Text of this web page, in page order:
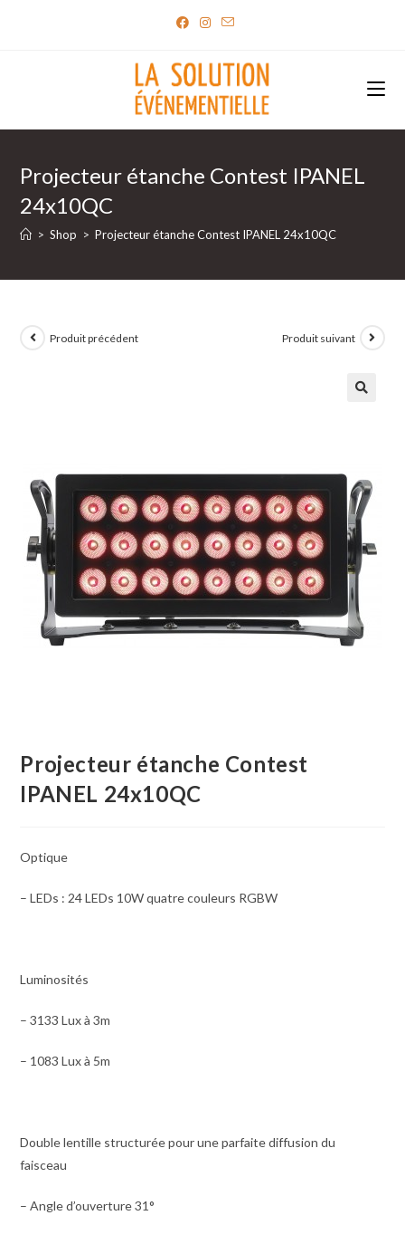
Projecteur étanche Contest IPANEL
24x10QC
> Shop > Projecteur étanche Contest IPANEL 24x10QC
Produit précédent Produit suivant
Projecteur étanche Contest
IPANEL 24x10QC
Optique
– LEDs : 24 LEDs 10W quatre couleurs RGBW
Luminosités
– 3133 Lux à 3m
– 1083 Lux à 5m
Double lentille structurée pour une parfaite diffusion du
faisceau
– Angle d’ouverture 31°